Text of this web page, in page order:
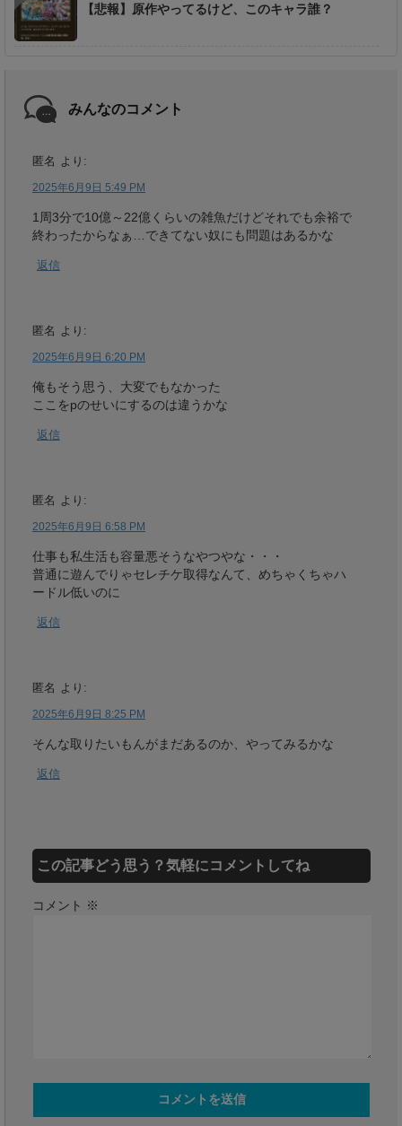
【悲報】原作やってるけど、このキャラ誰？
みんなのコメント
匿名 より:
2025年6月9日 5:49 PM
1周3分で10億～22億くらいの雑魚だけどそれでも余裕で
終わったからなぁ…できてない奴にも問題はあるかな
返信
匿名 より:
2025年6月9日 6:20 PM
俺もそう思う、大変でもなかった
ここをpのせいにするのは違うかな
返信
匿名 より:
2025年6月9日 6:58 PM
仕事も私生活も容量悪そうなやつやな・・・
普通に遊んでりゃセレチケ取得なんて、めちゃくちゃハ
ードル低いのに
返信
匿名 より:
2025年6月9日 8:25 PM
そんな取りたいもんがまだあるのか、やってみるかな
返信
この記事どう思う？気軽にコメントしてね
コメント ※